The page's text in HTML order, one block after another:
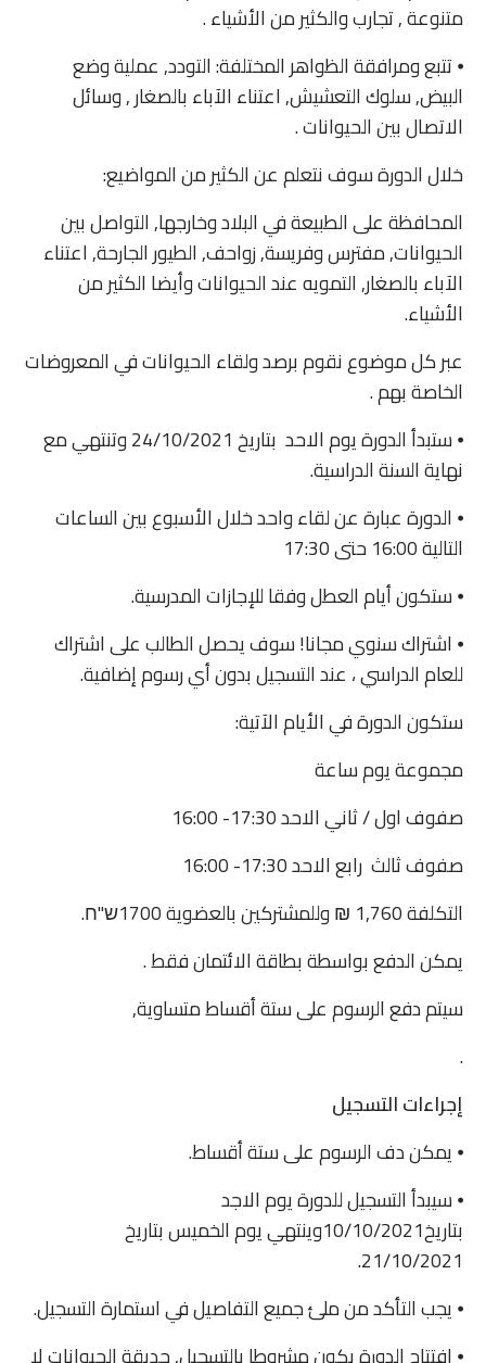
متنوعة , تجارب والكثير من الأشياء .
⦁ تتبع ومرافقة الظواهر المختلفة: التودد, عملية وضع
البيض, سلوك التعشيش, اعتناء الآباء بالصغار , وسائل
الاتصال بين الحيوانات .
خلال الدورة سوف نتعلم عن الكثير من المواضيع:
المحافظة على الطبيعة في البلاد وخارجها, التواصل بين
الحيوانات, مفترس وفريسة, زواحف, الطيور الجارحة, اعتناء
الآباء بالصغار, التمويه عند الحيوانات وأيضا الكثير من
الأشياء.
عبر كل موضوع نقوم برصد ولقاء الحيوانات في المعروضات
الخاصة بهم .
⦁ ستبدأ الدورة يوم الاحد بتاريخ 24/10/2021 وتنتهي مع
نهاية السنة الدراسية.
⦁ الدورة عبارة عن لقاء واحد خلال الأسبوع بين الساعات
التالية 16:00 حتى 17:30
⦁ ستكون أيام العطل وفقا للإجازات المدرسية.
⦁ اشتراك سنوي مجانا! سوف يحصل الطالب على اشتراك
للعام الدراسي ، عند التسجيل بدون أي رسوم إضافية.
ستكون الدورة في الأيام الآتية:
مجموعة يوم ساعة
صفوف اول / ثاني الاحد 17:30- 16:00
صفوف ثالث رابع الاحد 17:30- 16:00
التكلفة 1,760 ₪ وللمشتركين بالعضوية 1700ש"ח.
يمكن الدفع بواسطة بطاقة الائتمان فقط .
سيتم دفع الرسوم على ستة أقساط متساوية,
.
إجراءات التسجيل
⦁ يمكن دف الرسوم على ستة أقساط.
⦁ سيبدأ التسجيل للدورة يوم الاجد
بتاريخ10/10/2021وينتهي يوم الخميس بتاريخ
21/10/2021.
⦁ يجب التأكد من ملئ جميع التفاصيل في استمارة التسجيل.